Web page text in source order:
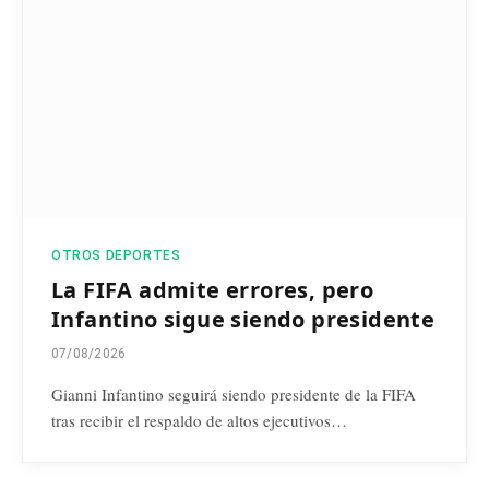
OTROS DEPORTES
La FIFA admite errores, pero
Infantino sigue siendo presidente
07/08/2026
Gianni Infantino seguirá siendo presidente de la FIFA
tras recibir el respaldo de altos ejecutivos…